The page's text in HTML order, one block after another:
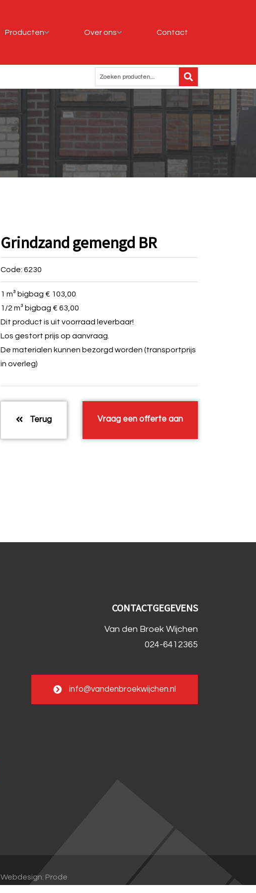
Producten Over ons Contact
Zoeken producten...
Grindzand gemengd BR
Code: 6230
1 m³ bigbag € 103,00
1/2 m³ bigbag € 63,00
Dit product is uit voorraad leverbaar!
Los gestort prijs op aanvraag.
De materialen kunnen bezorgd worden (transportprijs
in overleg)
Terug Vraag een offerte aan
CONTACTGEGEVENS
Van den Broek Wijchen
024-6412365
info@vandenbroekwijchen.nl
Webdesign: Prode